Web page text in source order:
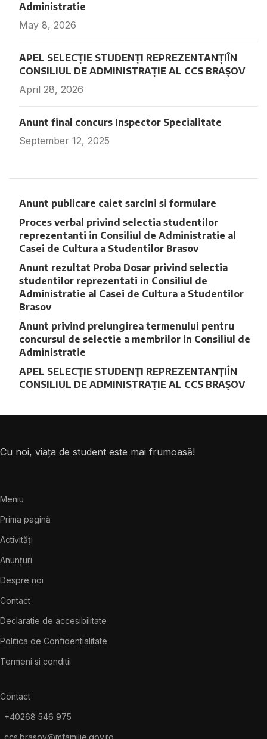
Administratie
May 8, 2026
APEL SELECȚIE STUDENȚI REPREZENTANȚIÎN
CONSILIUL DE ADMINISTRAȚIE AL CCS BRAȘOV
April 28, 2026
Anunt final concurs Inspector Specialitate
September 12, 2025
Anunt publicare caiet sarcini si formulare
Proces verbal privind selectia studentilor
reprezentanti in Consiliul de Administratie al
Casei de Cultura a Studentilor Brasov
Anunt rezultat Proba Dosar privind selectia
studentilor reprezentati in Consiliul de
Administratie al Casei de Cultura a Studentilor
Brasov
Anunt privind prelungirea termenului pentru
concursul de selectie a membrilor in Consiliul de
Administratie
APEL SELECȚIE STUDENȚI REPREZENTANȚIÎN
CONSILIUL DE ADMINISTRAȚIE AL CCS BRAȘOV
Cu noi, viața de student este mai frumoasă!
Meniu
Prima pagină
Activități
Anunțuri
Despre noi
Contact
Declaratie de accesibilitate
Politica de Confidentialitate
Termeni si conditii
Contact
+40268 546 975
ccs.brasov@mfamilie.gov.ro